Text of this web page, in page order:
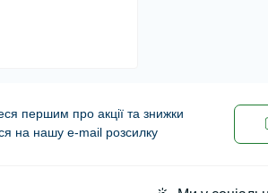
першим про акції та знижки
на нашу e-mail розсилку